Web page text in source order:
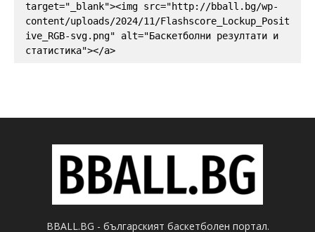
target="_blank"><img src="http://bball.bg/wp-
content/uploads/2024/11/Flashscore_Lockup_Posit
ive_RGB-svg.png" alt="Баскетболни резултати и
статистика"></a>
BBALL.BG - българският баскетболен портал.